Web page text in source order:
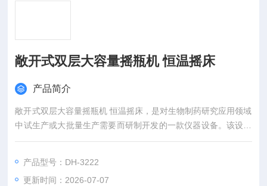
敞开式双层大容量摇瓶机 恒温摇床
产品简介
敞开式双层大容量摇瓶机 恒温摇床，是对生物制药研究应用领域
中试生产或大批量生产需要而研制开发的一款仪器设备。该设备
广泛应用于生物制药、生物发酵、食品、植物等研究领域。
产品型号：DH-3222
更新时间：2026-07-07